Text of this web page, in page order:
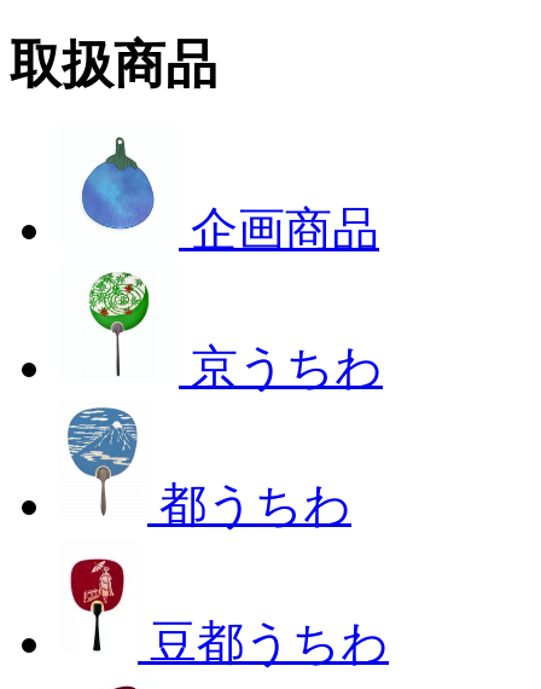
取扱商品
企画商品
京うちわ
都うちわ
豆都うちわ